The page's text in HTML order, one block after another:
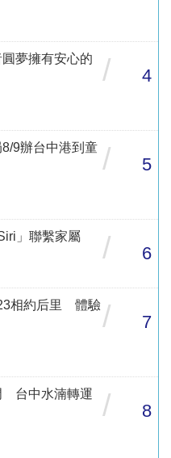
夢擁有安心的
/ 4
9辦台中港到童 / 5
」聯繫家屬
/ 6
23相約后里 體驗/ 7
台中水湳轉運
/ 8